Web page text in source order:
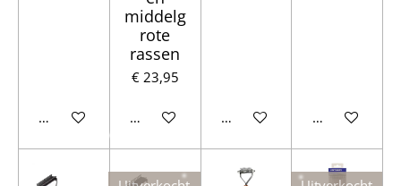
Houd mij op de hoogte
middelg
rote
rassen
€ 23,95
In winkelwagenIn winkelwagenIn